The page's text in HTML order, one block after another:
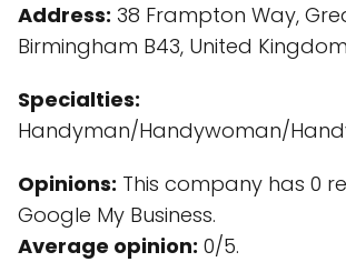
Address: 38 Frampton Way,
Birmingham B43, United
Specialties:
Handyman/Handywoman/
Opinions: This company has 0
Google My Business.
Average opinion: 0/5.